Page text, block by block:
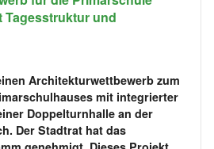
Tagesstruktur und
Architekturwettbewerb zum
mit integrierter
Doppelturnhalle an der
Der Stadtrat hat das